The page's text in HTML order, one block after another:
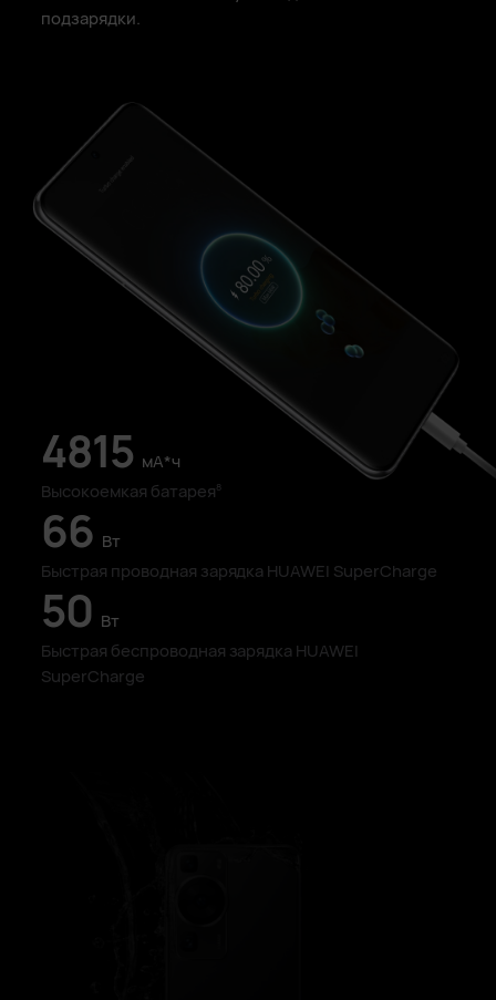
подзарядки.
66 Вт
Быстрая проводная зарядка HUAWEI SuperCharge
50 Вт
Быстрая беспроводная зарядка HUAWEI
SuperCharge
4815 мА*ч
Высокоемкая батарея8